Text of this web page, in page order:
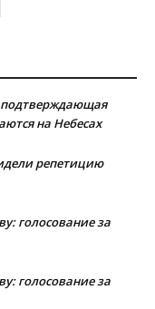
на Небесах
репетицию
голосование за
голосование за